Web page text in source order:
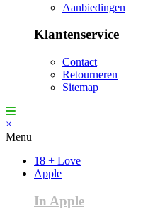
Aanbiedingen
Klantenservice
Contact
Retourneren
Sitemap
×
Menu
18 + Love
Apple
In Apple